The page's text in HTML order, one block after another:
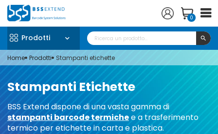
0
Prodotti search
Home Prodotti Stampanti etichette
Stampanti Etichette
BSS Extend dispone di una vasta gamma di
stampanti barcode termichee a trasferimento
termico per etichette in carta e plastica.